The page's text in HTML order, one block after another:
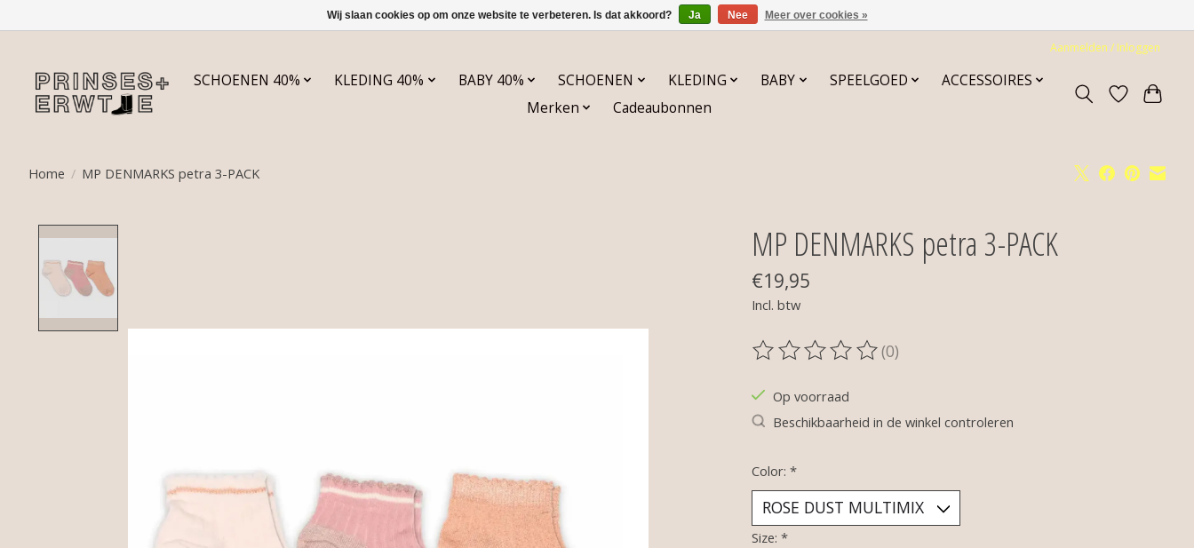
Aanmelden / Inloggen
SCHOENEN 40% KLEDING 40% BABY 40% SCHOENEN KLEDING BABY SPEELGOED
ACCESSOIRES
Merken
Cadeaubonnen
Home / MP DENMARKS petra 3-PACK
MP DENMARKS petra 3-PACK
€19,95
Incl. btw
De beoordeling van dit product is
(0)
Op voorraad
Beschikbaarheid in de winkel controleren
Color: *
Size: *
Wij slaan cookies op om onze website te verbeteren. Is dat akkoord? Ja Nee Meer over cookies »